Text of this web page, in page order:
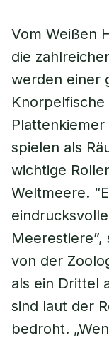
Vom Weißen
die
werden einer
spielen als
wichtige
Weltmeere.
Meerestiere”,
von der
als ein Drittel
sind laut der
bedroht.